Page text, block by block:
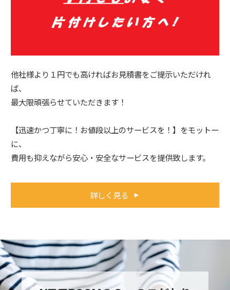
他社様より１円でも高ければお見積書をご提示いただけれ
ば、
最大限頑張らせていただきます！
【迅速かつ丁寧に！お値段以上のサービスを！】をモットー
に、
費用も抑えながら安心・安全なサービスを提供致します。
詳しく見る